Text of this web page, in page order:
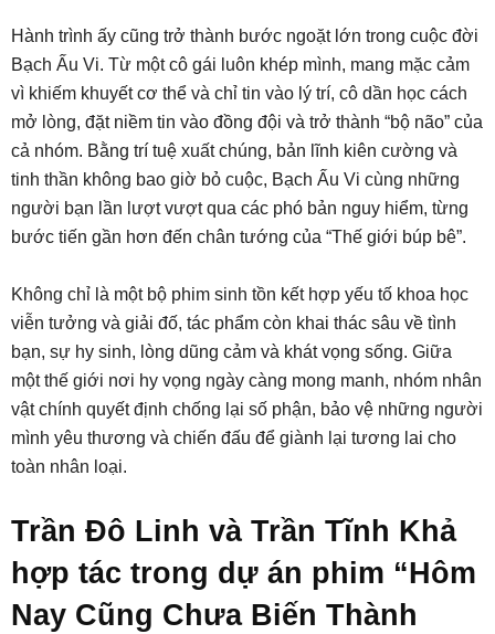
Hành trình ấy cũng trở thành bước ngoặt lớn trong cuộc đời
Bạch Ấu Vi. Từ một cô gái luôn khép mình, mang mặc cảm
vì khiếm khuyết cơ thể và chỉ tin vào lý trí, cô dần học cách
mở lòng, đặt niềm tin vào đồng đội và trở thành “bộ não” của
cả nhóm. Bằng trí tuệ xuất chúng, bản lĩnh kiên cường và
tinh thần không bao giờ bỏ cuộc, Bạch Ấu Vi cùng những
người bạn lần lượt vượt qua các phó bản nguy hiểm, từng
bước tiến gần hơn đến chân tướng của “Thế giới búp bê”.
Không chỉ là một bộ phim sinh tồn kết hợp yếu tố khoa học
viễn tưởng và giải đố, tác phẩm còn khai thác sâu về tình
bạn, sự hy sinh, lòng dũng cảm và khát vọng sống. Giữa
một thế giới nơi hy vọng ngày càng mong manh, nhóm nhân
vật chính quyết định chống lại số phận, bảo vệ những người
mình yêu thương và chiến đấu để giành lại tương lai cho
toàn nhân loại.
Trần Đô Linh và Trần Tĩnh Khả
hợp tác trong dự án phim “Hôm
Nay Cũng Chưa Biến Thành